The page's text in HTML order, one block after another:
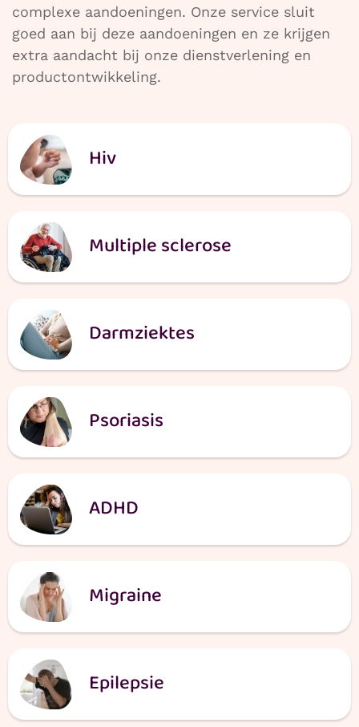
complexe aandoeningen. Onze service sluit
goed aan bij deze aandoeningen en ze krijgen
extra aandacht bij onze dienstverlening en
productontwikkeling.
Hiv
Multiple sclerose
Darmziektes
Psoriasis
ADHD
Migraine
Epilepsie